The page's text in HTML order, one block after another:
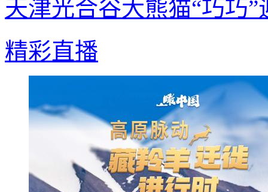
天津光合谷大熊猫“巧巧”
精彩直播